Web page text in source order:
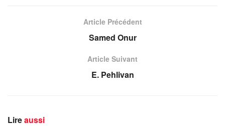
Article Précédent
Samed Onur
Article Suivant
E. Pehlivan
Lireaussi